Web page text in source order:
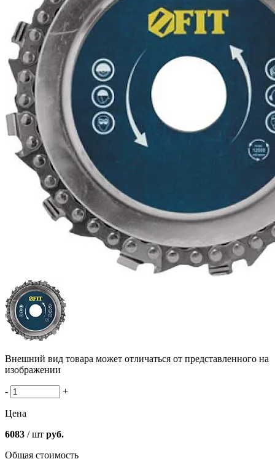
Внешний вид товара может отличаться от представленного на
изображении
- +
Цена
6083 / шт руб.
Общая стоимость